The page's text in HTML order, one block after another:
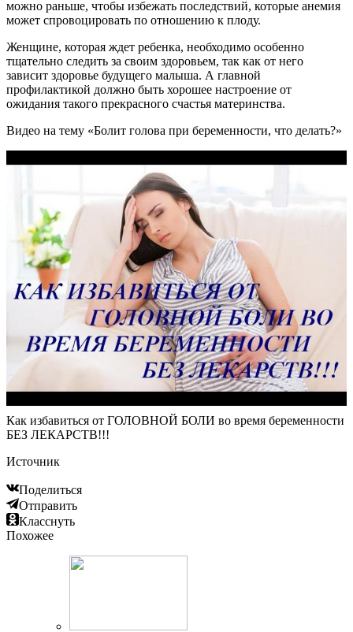
можно раньше, чтобы избежать последствий, которые анемия
может спровоцировать по отношению к плоду.
Женщине, которая ждет ребенка, необходимо особенно
тщательно следить за своим здоровьем, так как от него
зависит здоровье будущего малыша. А главной
профилактикой должно быть хорошее настроение от
ожидания такого прекрасного счастья материнства.
Видео на тему «Болит голова при беременности, что делать?»
Как избавиться от ГОЛОВНОЙ БОЛИ во время беременности
БЕЗ ЛЕКАРСТВ!!!
Источник
Поделиться
Отправить
Класснуть
Похожее